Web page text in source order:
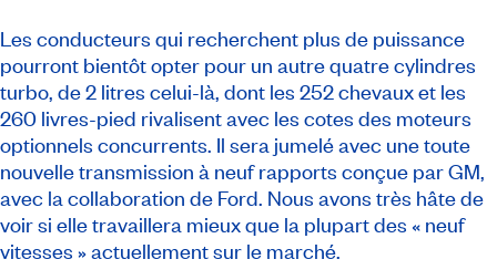
Les conducteurs qui recherchent plus de puissance
pourront bientôt opter pour un autre quatre cylindres
turbo, de 2 litres celui-là, dont les 252 chevaux et les
260 livres-pied rivalisent avec les cotes des moteurs
optionnels concurrents. Il sera jumelé avec une toute
nouvelle transmission à neuf rapports conçue par GM,
avec la collaboration de Ford. Nous avons très hâte de
voir si elle travaillera mieux que la plupart des « neuf
vitesses » actuellement sur le marché.